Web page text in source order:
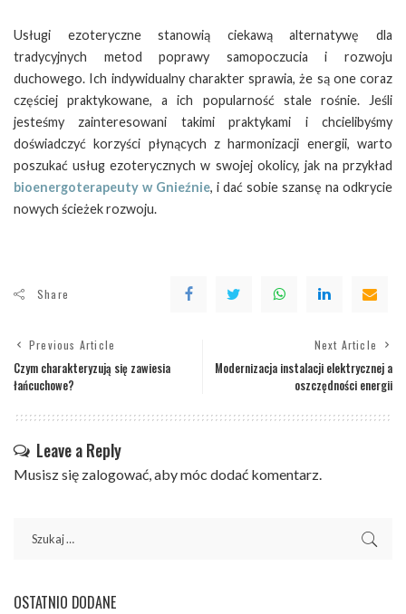
Usługi ezoteryczne stanowią ciekawą alternatywę dla
tradycyjnych metod poprawy samopoczucia i rozwoju
duchowego. Ich indywidualny charakter sprawia, że są one coraz
częściej praktykowane, a ich popularność stale rośnie. Jeśli
jesteśmy zainteresowani takimi praktykami i chcielibyśmy
doświadczyć korzyści płynących z harmonizacji energii, warto
poszukać usług ezoterycznych w swojej okolicy, jak na przykład
bioenergoterapeuty w Gnieźnie, i dać sobie szansę na odkrycie
nowych ścieżek rozwoju.
Share
Previous Article
Czym charakteryzują się zawiesia
łańcuchowe?
Next Article
Modernizacja instalacji elektrycznej a
oszczędności energii
Leave a Reply
Musisz się zalogować , aby móc dodać komentarz.
OSTATNIO DODANE